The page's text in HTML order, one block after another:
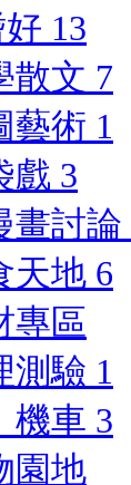
13
散文 7
藝術 1
戲 3
畫討論
天地 6
專區
測驗 1
機車 3
園地